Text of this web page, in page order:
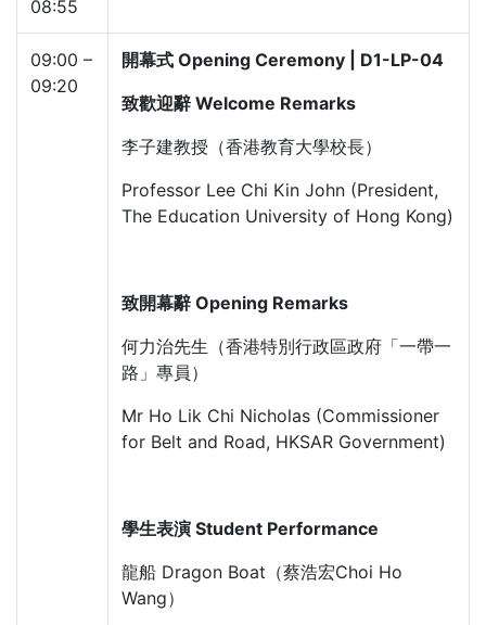
08:55
09:00 –
09:20
開幕式 Opening Ceremony | D1-LP-04
致歡迎辭 Welcome Remarks
李子建教授（香港教育大學校長）
Professor Lee Chi Kin John (President,
The Education University of Hong Kong)
致開幕辭 Opening Remarks
何力治先生（香港特別行政區政府「一帶一
路」專員）
Mr Ho Lik Chi Nicholas (Commissioner
for Belt and Road, HKSAR Government)
學生表演 Student Performance
龍船 Dragon Boat（蔡浩宏Choi Ho
Wang）